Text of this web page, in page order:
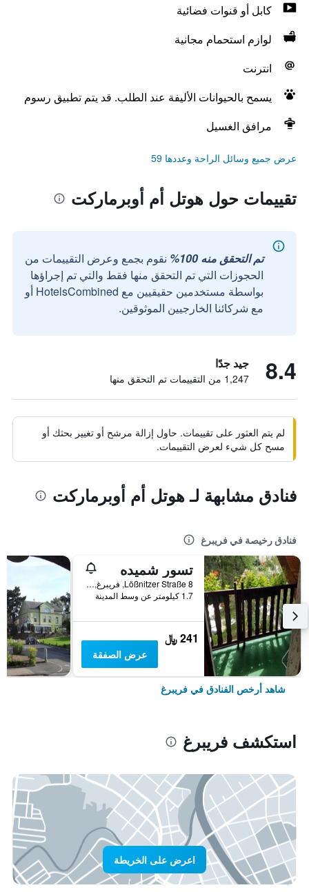
كابل أو قنوات فضائية
لوازم استحمام مجانية
انترنت
يسمح بالحيوانات الأليفة عند الطلب. قد يتم تطبيق رسوم
مرافق الغسيل
عرض جميع وسائل الراحة وعددها 59
تقييمات حول هوتل أم أوبرماركت
تم التحقق منه 100%
نقوم بجمع وعرض التقييمات من
الحجوزات التي تم التحقق منها فقط والتي تم إجراؤها
بواسطة مستخدمين حقيقيين مع HotelsCombined أو
مع شركائنا الخارجيين الموثوقين.
8.4 جيد جدًا
1,247 من التقييمات تم التحقق منها
لم يتم العثور على تقييمات. حاول إزالة مرشح أو تغيير بحثك أو
مسح كل شيء لعرض التقييمات.
فنادق مشابهة لـ هوتل أم أوبرماركت
فنادق رخيصة في فريبرغ
تسور شميده
Lößnitzer Straße 8, فريبرغ, سكسونيا, ألمانيا
1.7 كيلومتر عن وسط المدينة
241 ﷼
عرض الصفقة
شاهد أرخص الفنادق في فريبرغ
استكشف فريبرغ
اعرض على الخريطة